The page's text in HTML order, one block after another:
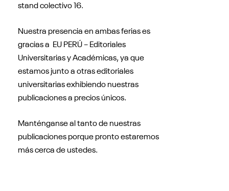
stand colectivo 16.
Nuestra presencia en ambas ferias es
gracias a EU PERÚ – Editoriales
Universitarias y Académicas, ya que
estamos junto a otras editoriales
universitarias exhibiendo nuestras
publicaciones a precios únicos.
Manténganse al tanto de nuestras
publicaciones porque pronto estaremos
más cerca de ustedes.